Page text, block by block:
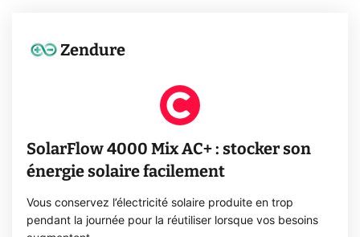
Zendure
SolarFlow 4000 Mix AC+ : stocker son
énergie solaire facilement
Vous conservez l’électricité solaire produite en trop
pendant la journée pour la réutiliser lorsque vos besoins